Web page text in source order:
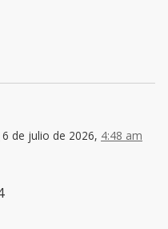
6 de julio de 2026, 4:48 am